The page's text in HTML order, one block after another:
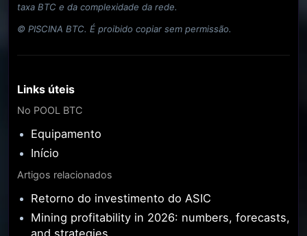
taxa BTC e da complexidade da rede.
© PISCINA BTC. É proibido copiar sem permissão.
Links úteis
No POOL BTC
Equipamento
Início
Artigos relacionados
Retorno do investimento do ASIC
Mining profitability in 2026: numbers, forecasts,